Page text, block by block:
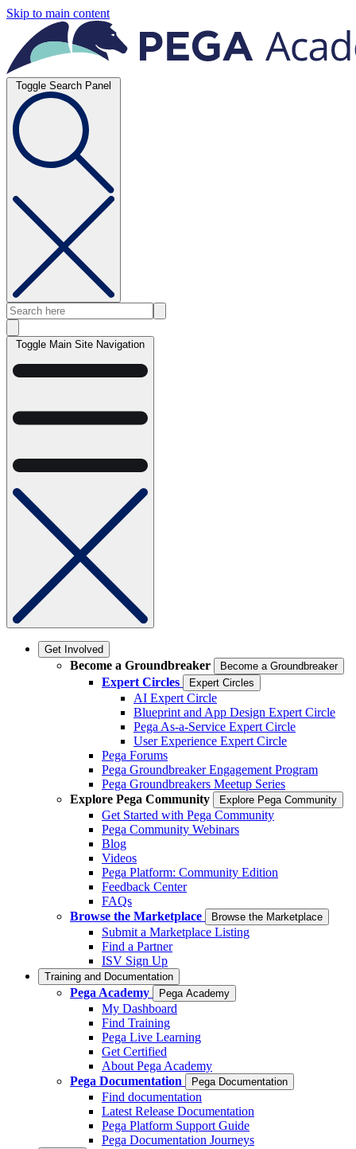
Skip to main content
Toggle Search Panel
Toggle Main Site Navigation
Get Involved
Become a Groundbreaker Become a Groundbreaker
Expert Circles Expert Circles
AI Expert Circle
Blueprint and App Design Expert Circle
Pega As-a-Service Expert Circle
User Experience Expert Circle
Pega Forums
Pega Groundbreaker Engagement Program
Pega Groundbreakers Meetup Series
Explore Pega Community
Explore Pega Community
Get Started with Pega Community
Pega Community Webinars
Blog
Videos
Pega Platform: Community Edition
Feedback Center
FAQs
Browse the Marketplace
Browse the Marketplace
Submit a Marketplace Listing
Find a Partner
ISV Sign Up
Training and Documentation
Pega Academy Pega Academy
My Dashboard
Find Training
Pega Live Learning
Get Certified
About Pega Academy
Pega Documentation
Pega Documentation
Find documentation
Latest Release Documentation
Pega Platform Support Guide
Pega Documentation Journeys